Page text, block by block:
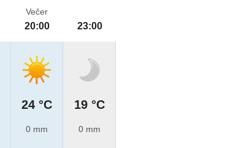
Večer
20:00
24 °C
0 mm
23:00
19 °C
0 mm